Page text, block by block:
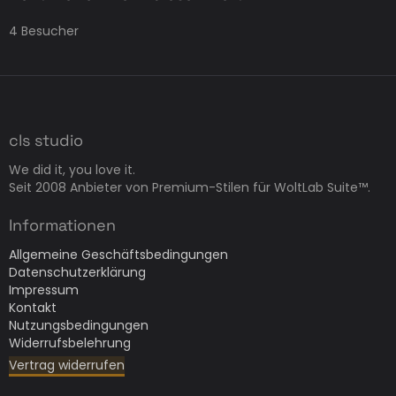
4 Besucher
cls studio
We did it, you love it.
Seit 2008 Anbieter von Premium-Stilen für WoltLab Suite™.
Informationen
Allgemeine Geschäftsbedingungen
Datenschutzerklärung
Impressum
Kontakt
Nutzungsbedingungen
Widerrufsbelehrung
Vertrag widerrufen